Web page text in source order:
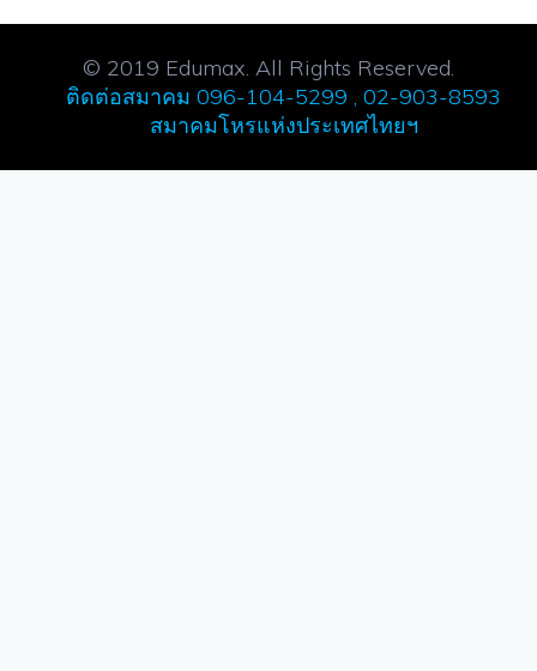
© 2019 Edumax. All Rights Reserved.
ติดต่อสมาคม 096-104-5299 , 02-903-8593
สมาคมโหรแห่งประเทศไทยฯ